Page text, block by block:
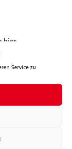
Service zu
hier
gut
Zahlen zu
wird